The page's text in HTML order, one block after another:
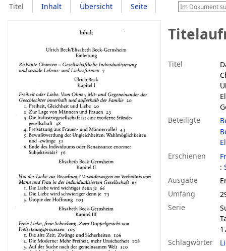
Titel Inhalt Übersicht Seite
Titel
Beteiligte
Erschienen
:
Ausgabe
Umfang
Serie
Schlagwörter